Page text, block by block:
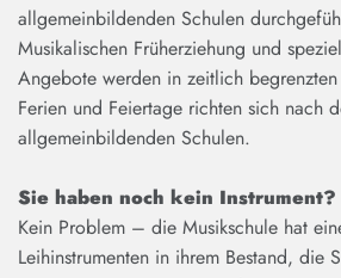
allgemeinbildenden Schulen
Musikalischen Früherziehung und
Angebote werden in zeitlich
Ferien und Feiertage richten sich nach
allgemeinbildenden Schulen.
Sie haben noch kein Instrument?
Kein Problem – die Musikschule hat
Leihinstrumenten in ihrem Bestand, die